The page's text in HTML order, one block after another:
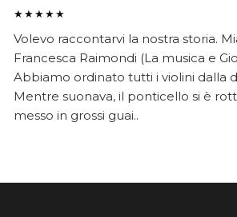
★★★★★
Volevo raccontarvi la nostra storia.
Francesca Raimondi (La musica e
Abbiamo ordinato tutti i violini dalla
Mentre suonava, il ponticello si è
messo in grossi guai..